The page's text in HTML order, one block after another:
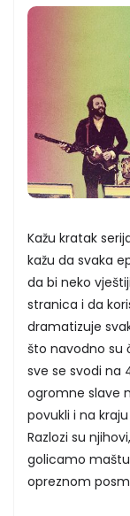
Kažu kratak
kažu da svaka
da bi neko
stranica i da
dramatizuje
što navodno su
sve se svodi na
ogromne slave
povukli i na
Razlozi su
golicamo
opreznom